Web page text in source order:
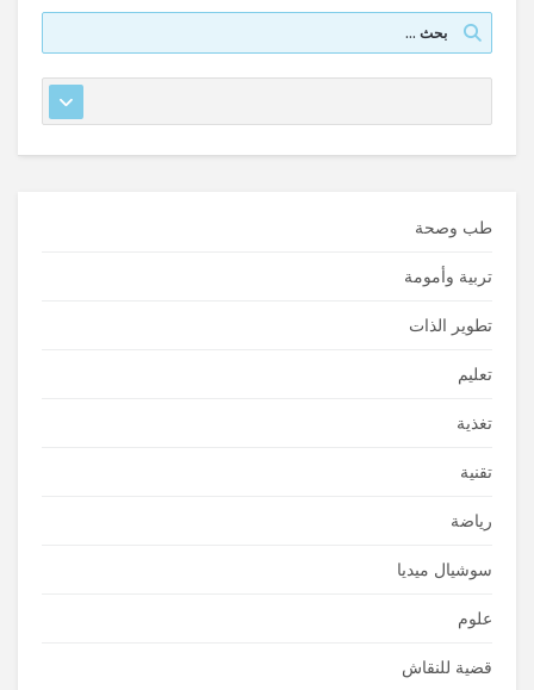
طب وصحة
تربية وأمومة
تطوير الذات
تعليم
تغذية
تقنية
رياضة
سوشيال ميديا
علوم
قضية للنقاش